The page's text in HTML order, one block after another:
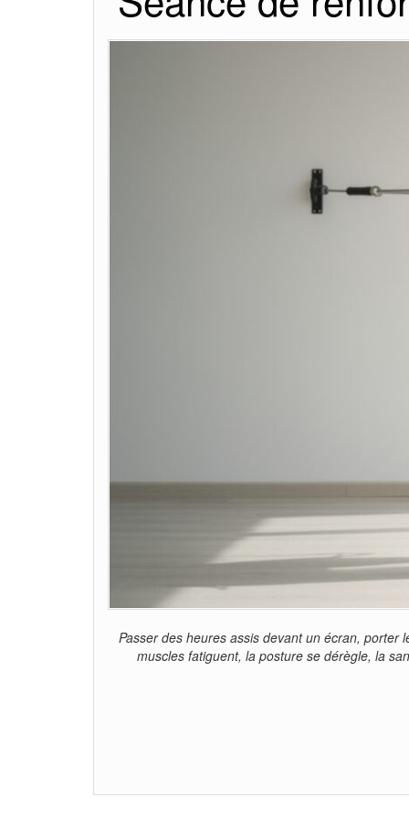
Passer des heures assis devant un écran,
muscles fatiguent, la posture se dérègle, la